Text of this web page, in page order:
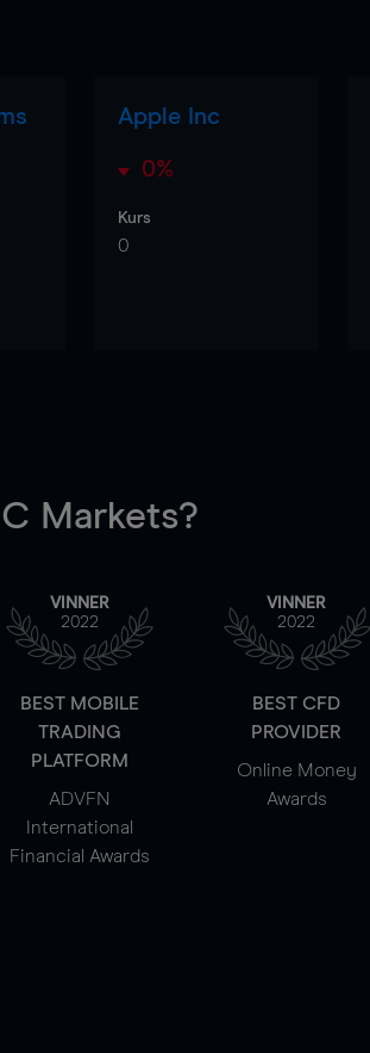
Apple Inc
0%
Kurs
0
Markets?
VINNER
2022
BEST MOBILE
TRADING
PLATFORM
ADVFN
International
Financial Awards
VINNER
2022
BEST CFD
PROVIDER
Online Money
Awards